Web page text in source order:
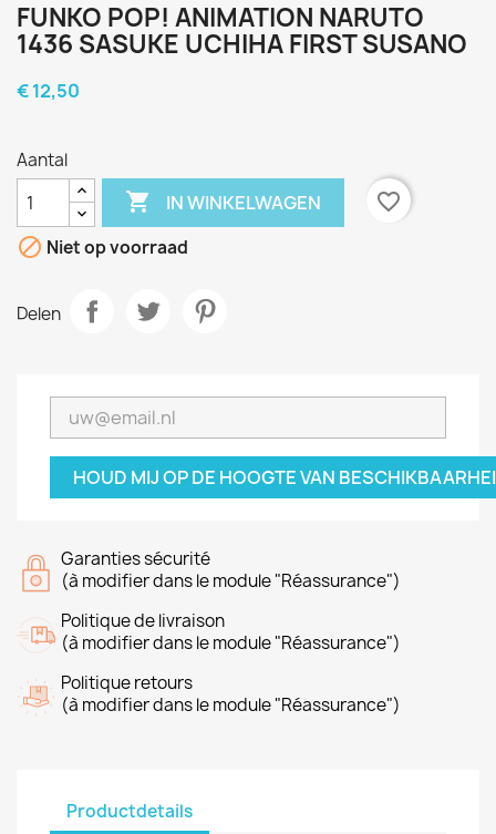
FUNKO POP! ANIMATION NARUTO
1436 SASUKE UCHIHA FIRST SUSANO
€ 12,50
Aantal
 IN WINKELWAGEN
favorite_border
 Niet op voorraad
Delen
HOUD MIJ OP DE HOOGTE VAN
Garanties sécurité
(à modifier dans le module "Réassurance")
Politique de livraison
(à modifier dans le module "Réassurance")
Politique retours
(à modifier dans le module "Réassurance")
Productdetails